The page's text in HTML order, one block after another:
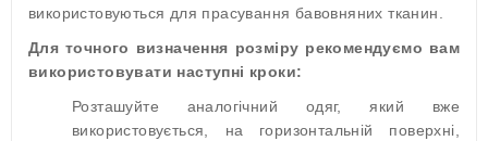
використовуються для прасування бавовняних тканин.
Для точного визначення розміру рекомендуємо вам
використовувати наступні кроки:
Розташуйте аналогічний одяг, який вже
використовується, на горизонтальній поверхні,